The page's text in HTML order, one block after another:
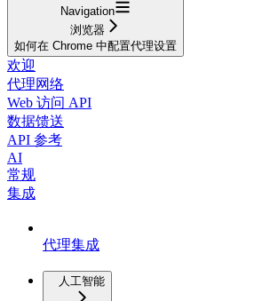
Navigation
浏览器
如何在 Chrome 中配置代理设置
欢迎
代理网络
Web 访问 API
数据馈送
API 参考
AI
常规
集成
代理集成
人工智能